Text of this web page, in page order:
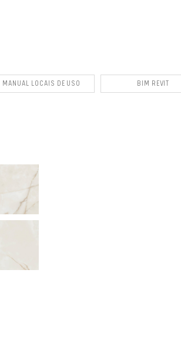
MANUAL LOCAIS DE USO BIM REVIT